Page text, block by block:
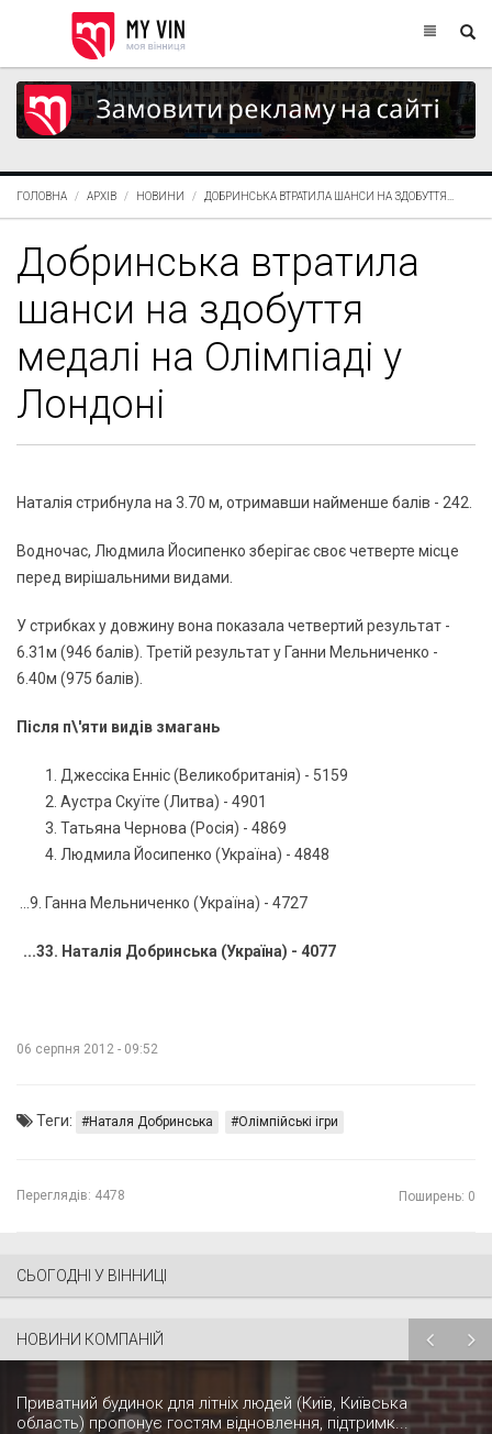
ГОЛОВНА АРХІВ НОВИНИ ДОБРИНСЬКА ВТРАТИЛА ШАНСИ НА ЗДОБУТТЯ...
Добринська втратила
шанси на здобуття
медалі на Олімпіаді у
Лондоні
Наталія стрибнула на 3.70 м, отримавши найменше балів - 242.
Водночас, Людмила Йосипенко зберігає своє четверте місце
перед вирішальними видами.
У стрибках у довжину вона показала четвертий результат -
6.31м (946 балів). Третій результат у Ганни Мельниченко -
6.40м (975 балів).
Після п\'яти видів змагань
Джессіка Енніс (Великобританія) - 5159
Аустра Скуїте (Литва) - 4901
Татьяна Чернова (Росія) - 4869
Людмила Йосипенко (Україна) - 4848
...9. Ганна Мельниченко (Україна) - 4727
...33. Наталія Добринська (Україна) - 4077
06 серпня 2012 - 09:52
Теги: Наталя Добринська Олімпійські ігри
Переглядів: 4478 Поширень: 0
СЬОГОДНІ У ВІННИЦІ
НОВИНИ КОМПАНІЙ
Приватний будинок для літніх людей (Київ, Київська
область) пропонує гостям відновлення, підтримк...